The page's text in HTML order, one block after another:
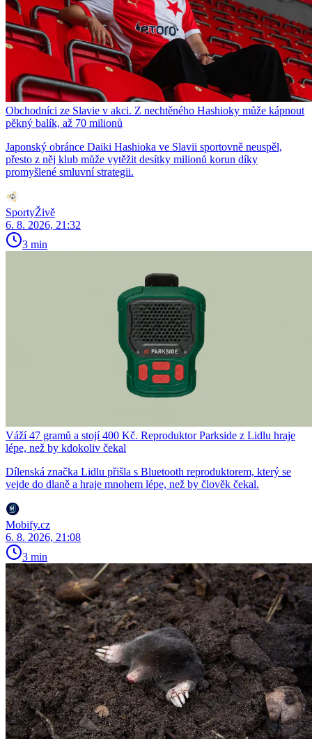
Obchodníci ze Slavie v akci. Z nechtěného Hashioky může kápnout
pěkný balík, až 70 milionů
Japonský obránce Daiki Hashioka ve Slavii sportovně neuspěl,
přesto z něj klub může vytěžit desítky milionů korun díky
promyšlené smluvní strategii.
SportyŽivě
6. 8. 2026, 21:32
3 min
Váží 47 gramů a stojí 400 Kč. Reproduktor Parkside z Lidlu hraje
lépe, než by kdokoliv čekal
Dílenská značka Lidlu přišla s Bluetooth reproduktorem, který se
vejde do dlaně a hraje mnohem lépe, než by člověk čekal.
Mobify.cz
6. 8. 2026, 21:08
3 min